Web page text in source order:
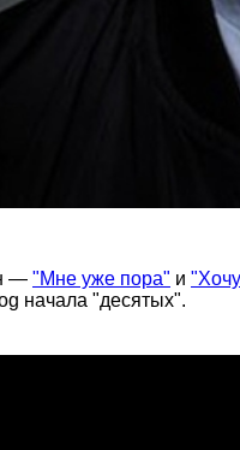
— "Мне уже пора" и
начала "десятых".